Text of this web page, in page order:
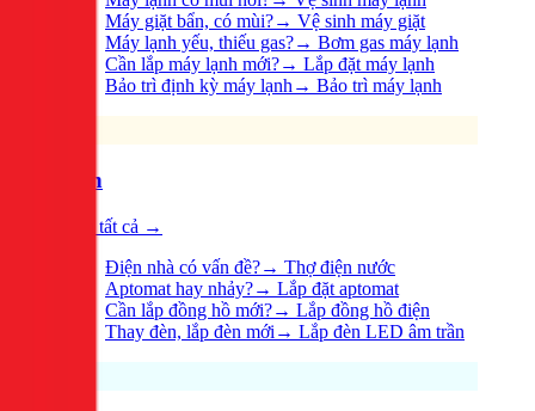
Máy giặt bẩn, có mùi?→ Vệ sinh máy giặt
Máy lạnh yếu, thiếu gas?→ Bơm gas máy lạnh
Cần lắp máy lạnh mới?→ Lắp đặt máy lạnh
Bảo trì định kỳ máy lạnh→ Bảo trì máy lạnh
Điện
Xem tất cả →
Điện nhà có vấn đề?→ Thợ điện nước
Aptomat hay nhảy?→ Lắp đặt aptomat
Cần lắp đồng hồ mới?→ Lắp đồng hồ điện
Thay đèn, lắp đèn mới → Lắp đèn LED âm trần